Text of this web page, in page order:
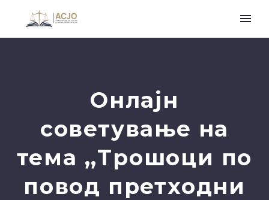
Онлајн
советување на
тема ,,Трошоци по
повод претходни